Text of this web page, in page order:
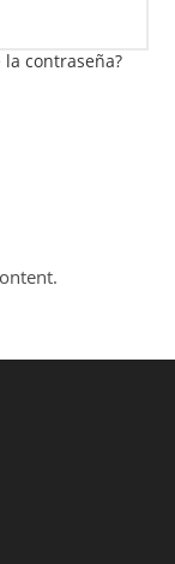
la contraseña?